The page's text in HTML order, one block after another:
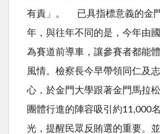
有責」。 已具指標意義的金
年，與往年不同的是，今年由
為賽道前導車，讓參賽者都能
風情。檢察長今早帶領同仁及
心，於金門大學跟著金門馬拉
團體行進的陣容吸引約11,000
光，提醒民眾反賄選的重要。